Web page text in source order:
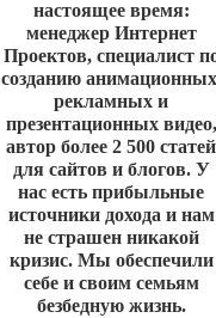
настоящее время:
менеджер Интернет
Проектов, специалист
созданию
рекламных и
презентационных видео,
автор более 2 500 статей
для сайтов и блогов. У
нас есть прибыльные
источники дохода и нам
не страшен никакой
кризис. Мы обеспечили
себе и своим семьям
безбедную жизнь.